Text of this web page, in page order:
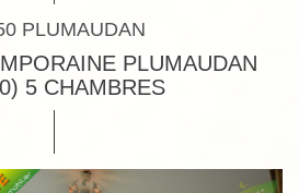
PLUMAUDAN
PLUMAUDAN
5 CHAMBRES